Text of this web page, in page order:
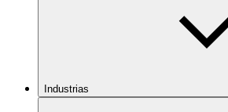
Industrias